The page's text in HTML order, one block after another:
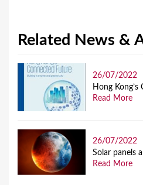
Related News &
26/07/2022
Hong
Read More
26/07/2022
Solar panels
Read More